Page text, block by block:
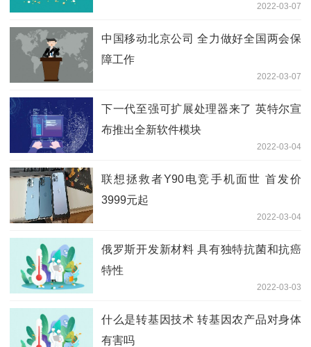
2022-03-07
中国移动北京公司 全力做好全国两会保
障工作
2022-03-07
下一代至强可扩展处理器来了 英特尔宣
布推出全新软件模块
2022-03-04
联想拯救者Y90电竞手机面世 首发价
3999元起
2022-03-04
俄罗斯开发新材料 具有独特抗菌和抗癌
特性
2022-03-03
什么是转基因技术 转基因农产品对身体
有害吗